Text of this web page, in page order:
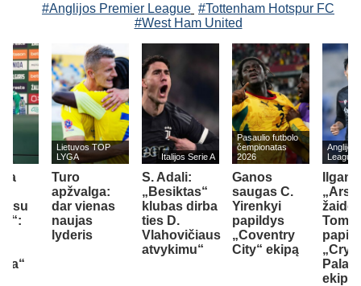
#Anglijos Premier League #Tottenham Hotspur FC
#West Ham United
su
Lietuvos TOP
LYGA
Turo
apžvalga:
dar vienas
naujas
lyderis
Italijos Serie A
S. Adali:
„Besiktas“
klubas dirba
ties D.
Vlahovičiaus
atvykimu“
Pasaulio futbolo
čempionatas
2026
Ganos
saugas C.
Yirenkyi
papildys
„Coventry
City“ ekipą
Anglijos
League
ekipą